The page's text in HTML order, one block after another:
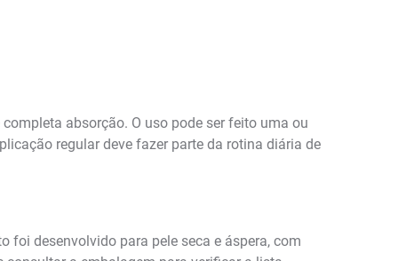
absorção. O uso pode ser feito uma ou
regular deve fazer parte da rotina diária de
foi desenvolvido para pele seca e áspera, com